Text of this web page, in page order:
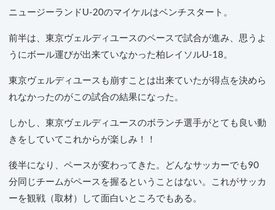
ニュージーランドU-20のマイケルはベンチスタート。
前半は、東京ヴェルディユースのペースで試合が進み、思うよ
うにボール運びが出来ていなかった柏レイソルU-18。
東京ヴェルディユースも崩すことは出来ていたが得点を決めら
れなかったのがこの試合の結果になった。
しかし、東京ヴェルディユースのボランチ選手がとても良い動
きをしていてこれからが楽しみ！！
後半になり、ペースが変わってきた。どんなサッカーでも90
分同じチームがペースを握るということはない。これがサッカ
ーを観戦（取材）して面白いところでもある。